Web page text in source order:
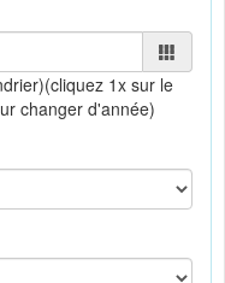
(cliquez 1x sur le
changer d'année)